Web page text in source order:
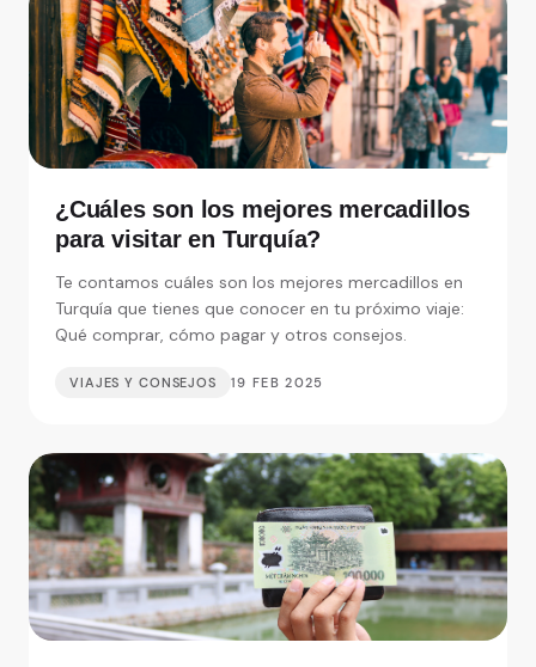
¿Cuáles son los mejores mercadillos
para visitar en Turquía?
Te contamos cuáles son los mejores mercadillos en
Turquía que tienes que conocer en tu próximo viaje:
Qué comprar, cómo pagar y otros consejos.
VIAJES Y CONSEJOS 19 FEB 2025